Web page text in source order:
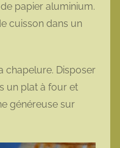
papier aluminium.
cuisson dans un
chapelure. Disposer
un plat à four et
généreuse sur